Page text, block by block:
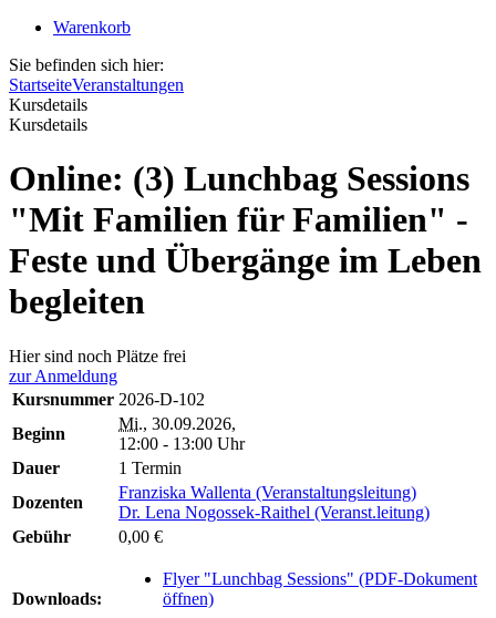
Warenkorb
Sie befinden sich hier:
StartseiteVeranstaltungen
Kursdetails
Kursdetails
Online: (3) Lunchbag Sessions
"Mit Familien für Familien" -
Feste und Übergänge im Leben
begleiten
Hier sind noch Plätze frei
zur Anmeldung
Kursnummer 2026-D-102
Beginn
Mi., 30.09.2026,
12:00 - 13:00 Uhr
Dauer
1 Termin
Dozenten
Franziska Wallenta (Veranstaltungsleitung)
Dr. Lena Nogossek-Raithel (Veranst.leitung)
Gebühr
0,00 €
Downloads:
Flyer "Lunchbag Sessions" (PDF-Dokument
öffnen)